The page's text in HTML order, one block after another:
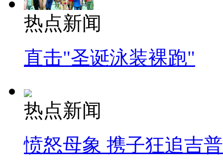
热点新闻
直击"圣诞泳装裸跑"
热点新闻
愤怒母象 携子狂追吉